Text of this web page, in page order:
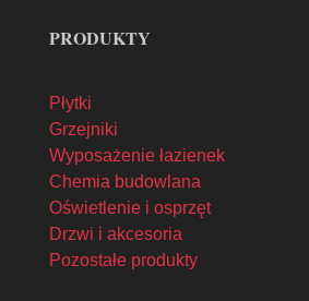
PRODUKTY
Płytki
Grzejniki
Wyposażenie łazienek
Chemia budowlana
Oświetlenie i osprzęt
Drzwi i akcesoria
Pozostałe produkty